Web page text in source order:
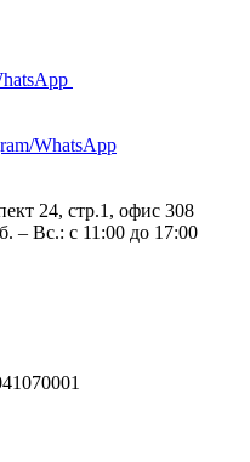
WhatsApp
24, стр.1, офис 308
– Вс.: с 11:00 до 17:00